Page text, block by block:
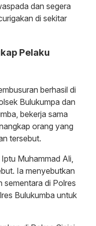
dan segera
di sekitar
Pelaku
berhasil di
Bulukumpa dan
bekerja sama
orang yang
tersebut.
Muhammad Ali,
Ia menyebutkan
sementara di Polres
Bulukumba untuk